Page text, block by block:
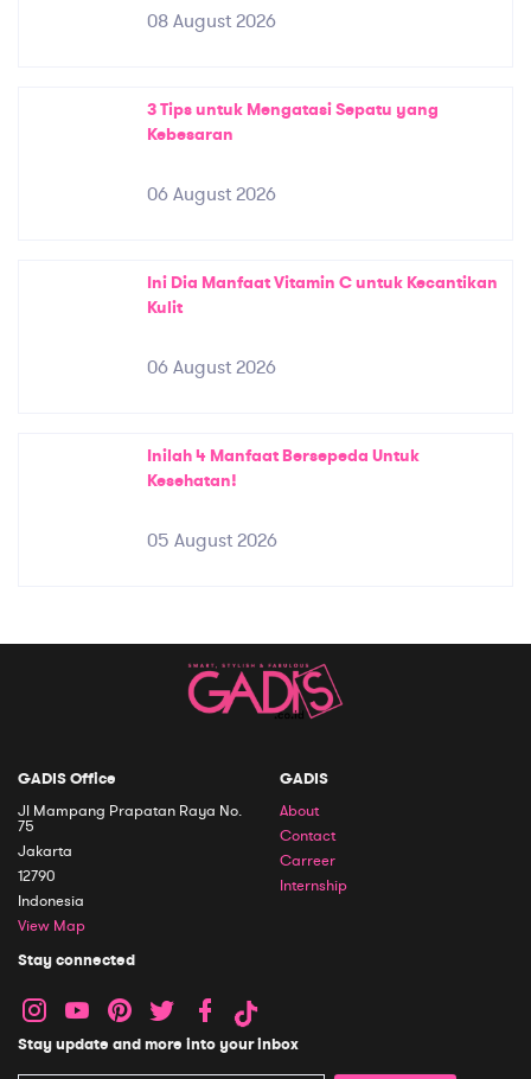
08 August 2026
3 Tips untuk Mengatasi Sepatu yang
Kebesaran
06 August 2026
Ini Dia Manfaat Vitamin C untuk Kecantikan
Kulit
06 August 2026
Inilah 4 Manfaat Bersepeda Untuk
Kesehatan!
05 August 2026
GADIS Office
Jl Mampang Prapatan Raya No.
75
Jakarta
12790
Indonesia
View Map
GADIS
About
Contact
Carreer
Internship
Stay connected
Stay update and more into your inbox